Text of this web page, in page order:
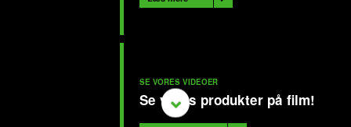
SE VORES VIDEOER
Se vores produkter på film!